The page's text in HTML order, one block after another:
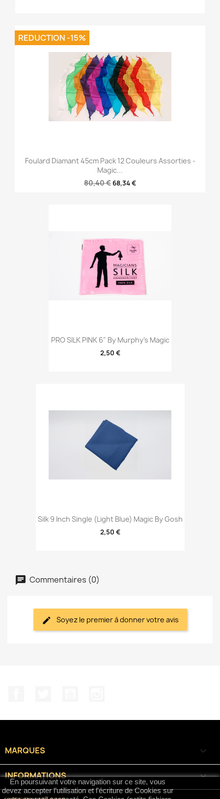
Foulard Diamant 45cm Pack 12 Couleurs Assorties -
Magic...
80,40 € 68,34 €
REDUCTION -15%
PRO SILK PINK 6" By Murphy's Magic
2,50 €
Silk 9 Inch Single (Light Blue) Magic By Gosh
2,50 €
Commentaires (0)
Soyez le premier à donner votre avis
MARQUES 
INFORMATIONS 
En poursuivant votre navigation sur ce site, vous
devez accepter l’utilisation et l'écriture de Cookies sur